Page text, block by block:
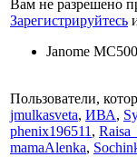
Вам не разрешено
Зарегистрируйтесь
Janome
Пользователи,
jmulkasveta, ИВА,
phenix196511 ,
mamaAlenka,